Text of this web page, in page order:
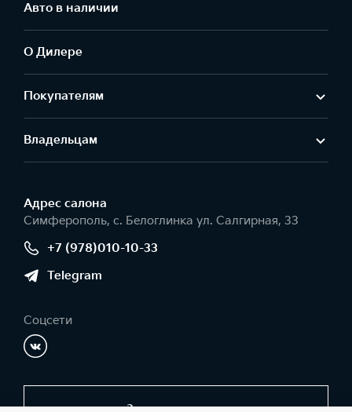
Авто в наличии
О Дилере
Покупателям
Владельцам
Адрес салонa
Симферополь, с. Белоглинка ул. Салгирная, 33
+7 (978)010-10-33
Telegram
Соцсети
Заказать звонок